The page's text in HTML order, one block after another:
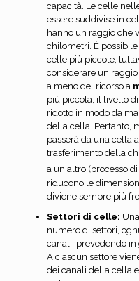
capacità. Le celle
essere suddivise in
hanno un raggio che
chilometri. È
celle più piccole;
considerare un
a meno del ricorso a
più piccola, il livello
ridotto in modo da
della cella. Pertanto,
passerà da una cella
trasferimento della
a un altro (processo di
riducono le
diviene sempre più
Settori di celle:
numero di settori,
canali, prevedendo in
A ciascun settore
dei canali della cella